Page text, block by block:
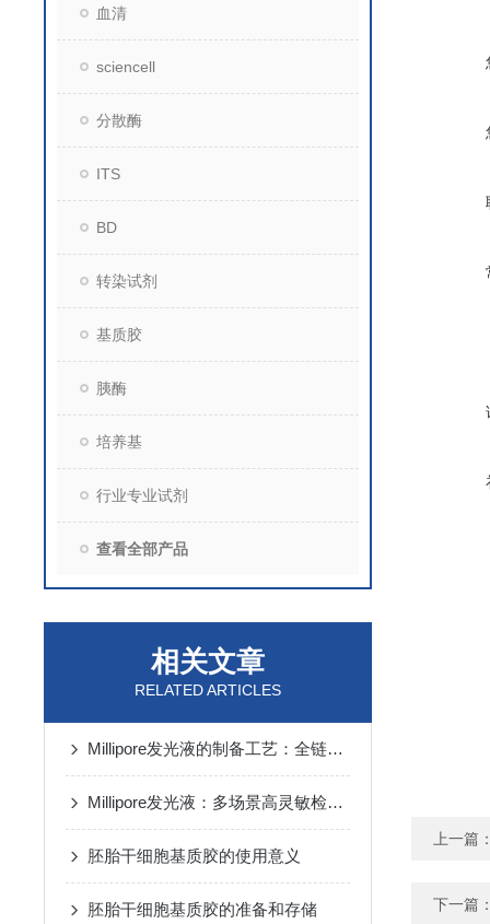
血清
sciencell
分散酶
ITS
BD
转染试剂
基质胶
胰酶
培养基
行业专业试剂
查看全部产品
相关文章
RELATED ARTICLES
Millipore发光液的制备工艺：全链路质控保障检测性能稳定
Millipore发光液：多场景高灵敏检测的核心试剂支撑
胚胎干细胞基质胶的使用意义
胚胎干细胞基质胶的准备和存储
上一篇
下一篇